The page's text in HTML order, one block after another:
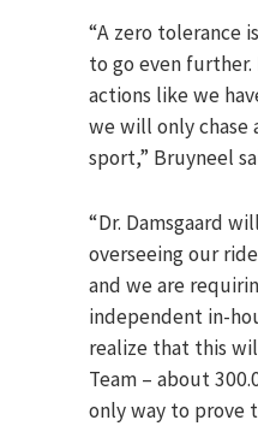
“A zero tolerance
to go even
actions like we
we will only chase
sport,” Bruyneel
“Dr. Damsgaard
overseeing our
and we are
independent in-
realize that this
Team – about
only way to prove